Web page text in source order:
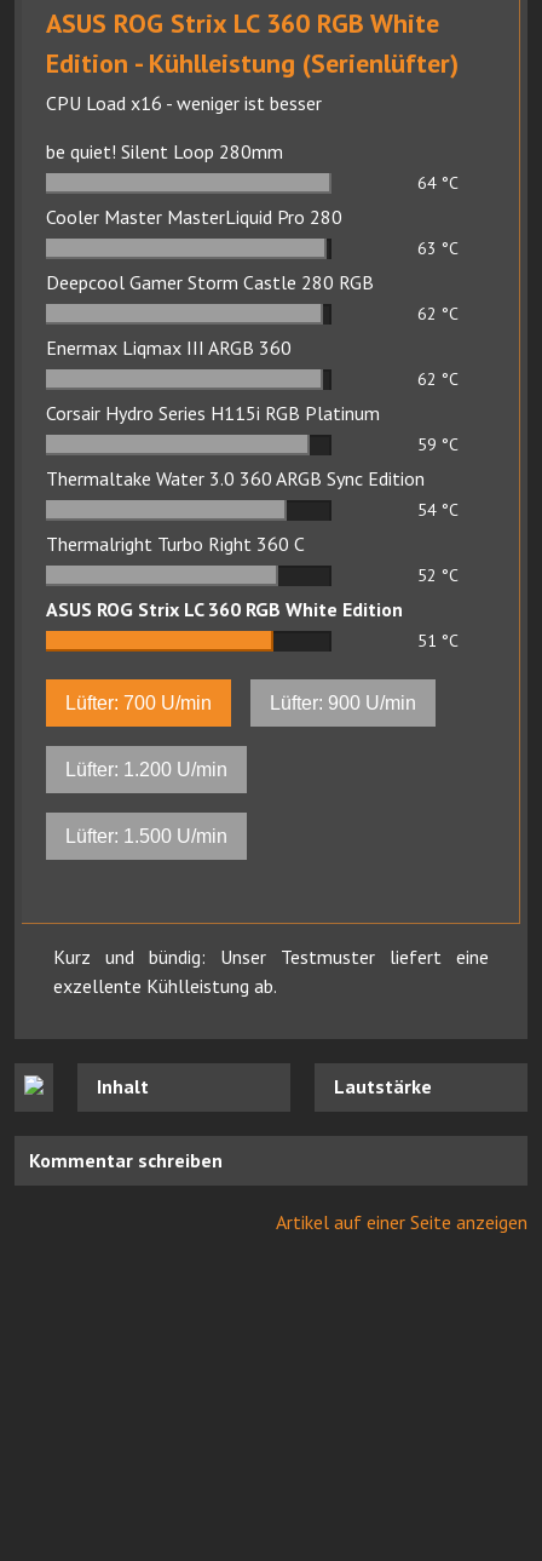
ASUS ROG Strix LC 360 RGB White
Edition - Kühlleistung (Serienlüfter)
CPU Load x16 - weniger ist besser
be quiet! Silent Loop 280mm
64 °C
Cooler Master MasterLiquid Pro 280
63 °C
Deepcool Gamer Storm Castle 280 RGB
62 °C
Enermax Liqmax III ARGB 360
62 °C
Corsair Hydro Series H115i RGB Platinum
59 °C
Thermaltake Water 3.0 360 ARGB Sync Edition
54 °C
Thermalright Turbo Right 360 C
52 °C
ASUS ROG Strix LC 360 RGB White Edition
51 °C
Lüfter: 700 U/min Lüfter: 900 U/min
Lüfter: 1.200 U/min
Lüfter: 1.500 U/min
Kurz und bündig: Unser Testmuster liefert eine
exzellente Kühlleistung ab.
Inhalt Lautstärke
Kommentar schreiben
Artikel auf einer Seite anzeigen